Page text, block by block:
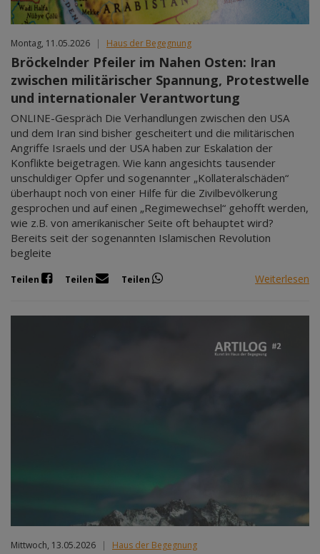
Montag, 11.05.2026 | Haus der Begegnung
Bröckelnder Pfeiler im Nahen Osten: Iran
zwischen militärischer Spannung, Protestwelle
und internationaler Verantwortung
ONLINE-Gespräch Die Verhandlungen zwischen den USA
und dem Iran sind bisher gescheitert und die militärischen
Angriffe Israels und der USA haben zur Eskalation der
Konflikte beigetragen. Wie kann angesichts tausender
unschuldiger Opfer und sogenannter „Kollateralschäden“
überhaupt noch von einer Hilfe für die Zivilbevölkerung
gesprochen und auf einen „Regimewechsel“ gehofft werden,
wie z.B. von amerikanischer Seite oft behauptet wird?
Bereits seit der sogenannten Islamischen Revolution
begleite
Teilen Teilen Teilen Weiterlesen
Mittwoch, 13.05.2026 | Haus der Begegnung